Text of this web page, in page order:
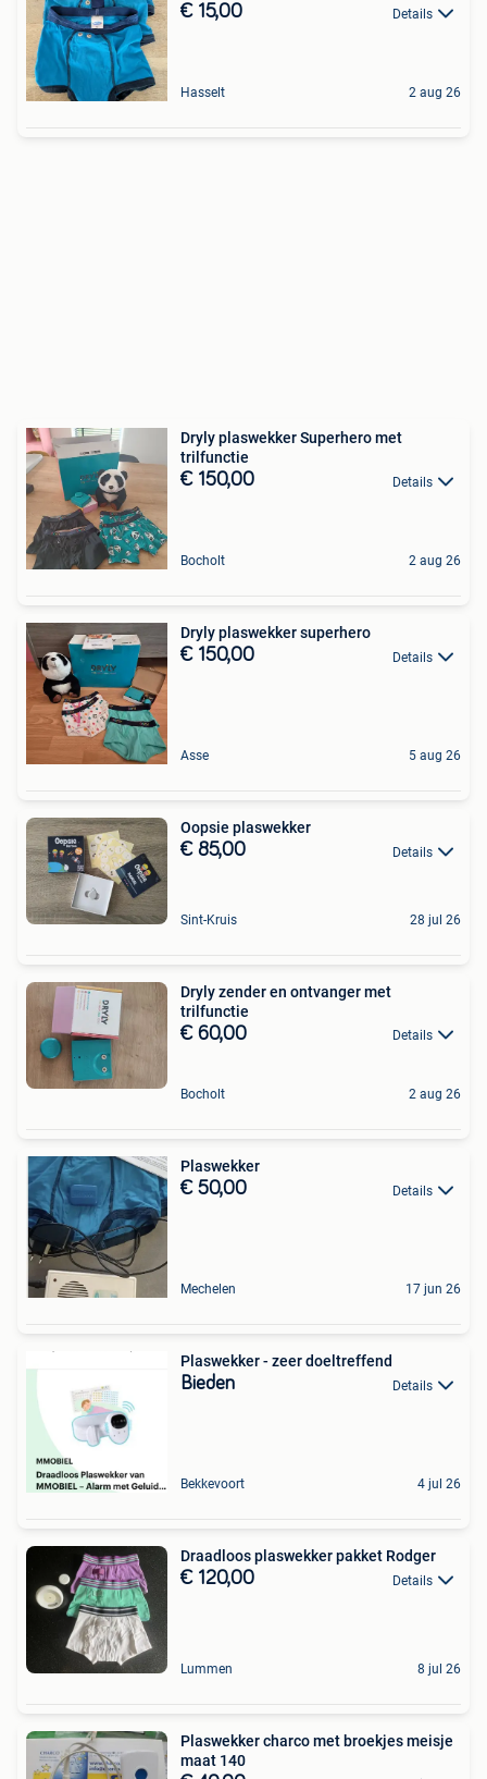
€ 15,00 Details
Hasselt 2 aug 26
Dryly plaswekker Superhero met
trilfunctie
€ 150,00 Details
Bocholt 2 aug 26
Dryly plaswekker superhero
€ 150,00 Details
Asse 5 aug 26
Oopsie plaswekker
€ 85,00 Details
Sint-Kruis 28 jul 26
Dryly zender en ontvanger met
trilfunctie
€ 60,00 Details
Bocholt 2 aug 26
Plaswekker
€ 50,00 Details
Mechelen 17 jun 26
Plaswekker - zeer doeltreffend
Bieden Details
Bekkevoort 4 jul 26
Draadloos plaswekker pakket Rodger
€ 120,00 Details
Lummen 8 jul 26
Plaswekker charco met broekjes meisje
maat 140